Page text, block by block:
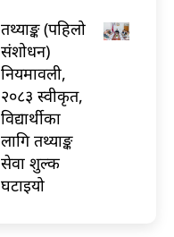
तथ्याङ्क (पहिलो
संशोधन)
नियमावली,
२०८३ स्वीकृत,
विद्यार्थीका
लागि तथ्याङ्क
सेवा शुल्क
घटाइयो